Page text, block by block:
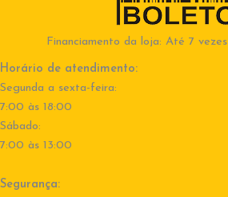
Financiamento da loja: Até 7 vezes
Horário de atendimento:
Segunda a sexta-feira:
7:00 às 18:00
Sábado:
7:00 às 13:00
Segurança: